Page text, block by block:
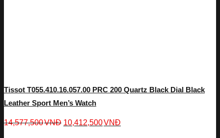
Tissot T055.410.16.057.00 PRC 200 Quartz Black Dial Black
Leather Sport Men’s Watch
14,577,500VNĐ 10,412,500VNĐ